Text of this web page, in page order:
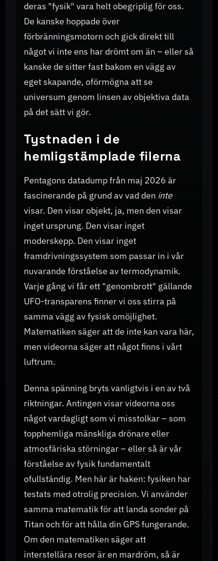
deras "fysik" vara helt obegriplig för oss.
De kanske hoppade över
förbränningsmotorn och gick direkt till
något vi inte ens har drömt om än – eller så
kanske de sitter fast bakom en vägg av
eget skapande, oförmögna att se
universum genom linsen av objektiva data
på det sätt vi gör.
Tystnaden i de
hemligstämplade filerna
Pentagons datadump från maj 2026 är
fascinerande på grund av vad den inte
visar. Den visar objekt, ja, men den visar
inget ursprung. Den visar inget
moderskepp. Den visar inget
framdrivningssystem som passar in i vår
nuvarande förståelse av termodynamik.
Varje gång vi får ett "genombrott" gällande
UFO-transparens finner vi oss stirra på
samma vägg av fysisk omöjlighet.
Matematiken säger att de inte kan vara här,
men videorna säger att något finns i vårt
luftrum.
Denna spänning bryts vanligtvis i en av två
riktningar. Antingen visar videorna oss
något vardagligt som vi misstolkar – som
topphemliga mänskliga drönare eller
atmosfäriska störningar – eller så är vår
förståelse av fysik fundamentalt
ofullständig. Men här är haken: fysiken har
testats med otrolig precision. Vi använder
samma matematik för att landa sonder på
Titan och för att hålla din GPS fungerande.
Om den matematiken säger att
interstellära resor är en mardröm, så är